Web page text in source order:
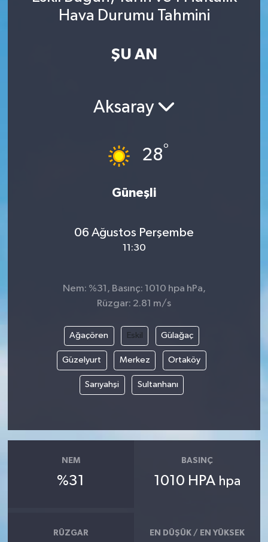
Hava Durumu Tahmini
ŞU AN
Aksaray
28°
Güneşli
06 Ağustos Perşembe
11:30
Nem: %31, Basınç: 1010 hpa hPa,
Rüzgar: 2.81 m/s
Ağaçören Eskil Gülağaç
Güzelyurt Merkez Ortaköy
Sarıyahşi Sultanhanı
NEM
%31
BASINÇ
1010 HPA hpa
RÜZGAR EN DÜŞÜK / EN YÜKSEK